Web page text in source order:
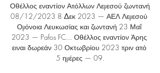
Οθέλλος εναντίον Απόλλων Λεμεσού ζωντανή
08/12/2023 8 Δεκ 2023 — ΑΕΛ Λεμεσού
Ομόνοια Λευκωσίας και ζωντανή 23 Μαΐ
2023 — Pafos FC... Οθέλλος εναντίον Άρης
ειναι δωρεάν 30 Οκτωβρίου 2023 πριν από
5 ημέρες — 09.